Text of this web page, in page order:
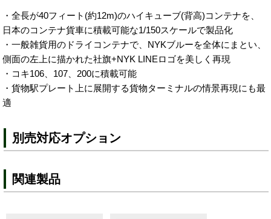
・全長が40フィート(約12m)のハイキューブ(背高)コンテナを、
日本のコンテナ貨車に積載可能な1/150スケールで製品化
・一般雑貨用のドライコンテナで、NYKブルーを全体にまとい、
側面の左上に描かれた社旗+NYK LINEロゴを美しく再現
・コキ106、107、200に積載可能
・貨物駅プレート上に展開する貨物ターミナルの情景再現にも最
適
別売対応オプション
関連製品